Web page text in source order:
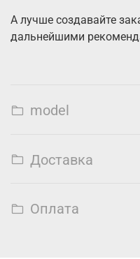
А лучше создавайте
дальнейшими
model
Доставка
Оплата